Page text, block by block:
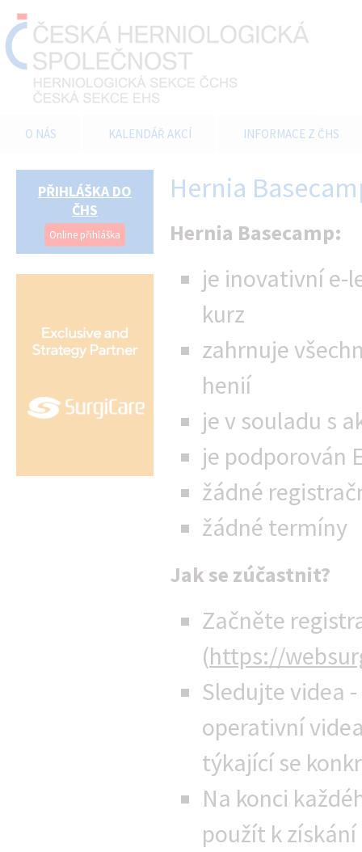
O NÁS KALENDÁŘ AKCÍ INFORMACE Z ČHS
PŘIHLÁŠKA DO
ČHS
Online přihláška
Hernia
Hernia Basecamp:
je inovativní e-
kurz
zahrnuje
henií
je v souladu s
je podporován
žádné
žádné termíny
Jak se zúčastnit?
Začněte
(https://
Sledujte videa
operativní
týkající se
Na konci
použít k